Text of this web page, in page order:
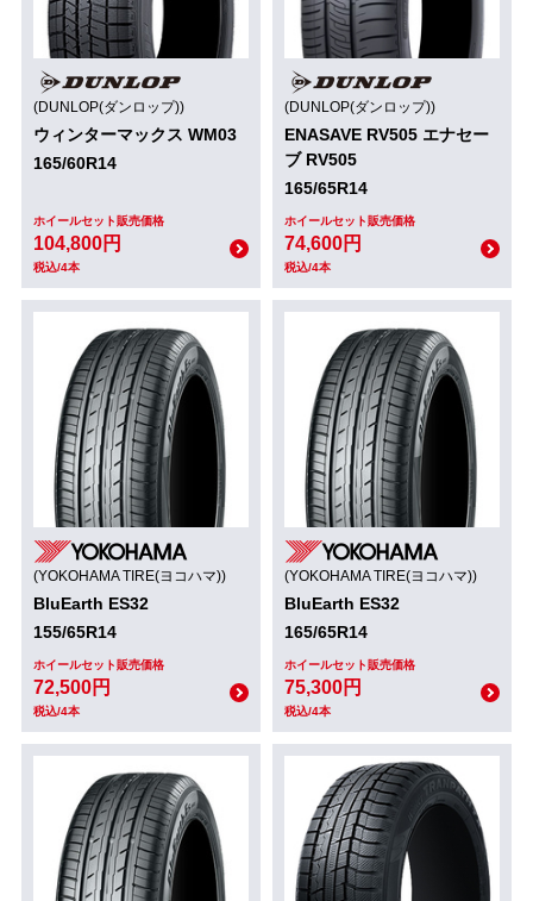
(DUNLOP(ダンロップ))
ウィンターマックス WM03
165/60R14
ホイールセット販売価格
104,800円
税込/4本
(DUNLOP(ダンロップ))
ENASAVE RV505 エナセー
ブ RV505
165/65R14
ホイールセット販売価格
74,600円
税込/4本
(YOKOHAMA TIRE(ヨコハマ))
BluEarth ES32
155/65R14
ホイールセット販売価格
72,500円
税込/4本
(YOKOHAMA TIRE(ヨコハマ))
BluEarth ES32
165/65R14
ホイールセット販売価格
75,300円
税込/4本